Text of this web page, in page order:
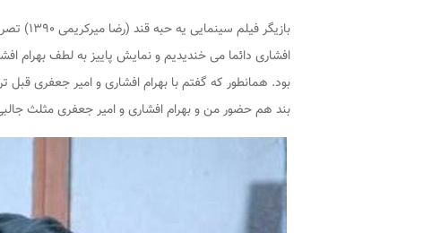
بازیگر فیلم سینمایی یه حبه قند (رضا میرکریمی ۱۳۹۰)
افشاری دائما می خندیدیم و نمایش پاییزبه لطف بهرام
بود. همانطور که گفتم با بهرام افشاری و امیر جعفری قبل
بند هم حضور من و بهرام افشاری و امیر جعفری مثلث